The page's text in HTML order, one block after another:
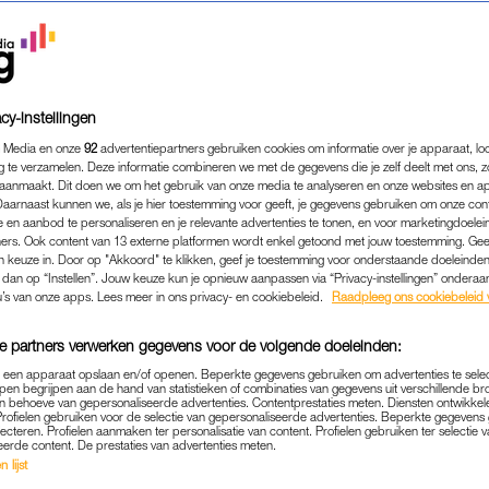
SCHILDER OVER ZIJN
ÉN FAVORIETE
RAAR OP IN
LIFESTYLE|LINDA.
09-12-2023 | MARGOT JAMNISEK
cuisine, en van in een wip op tafel tot urenlang
instellingen
en onze 92 advertentiepartners gebruiken cookies om informatie over je apparaat,
te verzamelen. Deze informatie combineren we met de gegevens die je zelf deelt met ons,
Dit doen we om het gebruik van onze media te analyseren en onze websites en
kunnen we, als je hier toestemming voor geeft, je gegevens gebruiken om onze
en aanbod te personaliseren en je relevante advertenties te tonen, en voor
Ook content van 13 externe platformen wordt enkel getoond met jouw toestemming.
keuze in. Door op "Akkoord" te klikken, geef je toestemming voor onderstaande
op “Instellen”. Jouw keuze kun je opnieuw aanpassen via “Privacy-instellingen”
van onze apps. Lees meer in ons privacy- en cookiebeleid.
Raadpleeg ons cookiebeleid
partners verwerken gegevens voor de volgende doeleinden:
apparaat opslaan en/of openen. Beperkte gegevens gebruiken om advertenties te
begrijpen aan de hand van statistieken of combinaties van gegevens uit verschillende
behoeve van gepersonaliseerde advertenties. Contentprestaties meten. Diensten
gebruiken voor de selectie van gepersonaliseerde advertenties. Beperkte
Profielen aanmaken ter personalisatie van content. Profielen gebruiken ter selectie
content. De prestaties van advertenties meten.
lijst